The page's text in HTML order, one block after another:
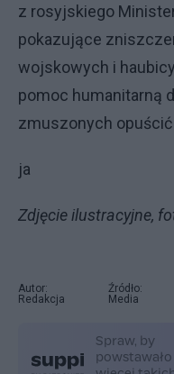
z rosyjskiego
pokazujące
wojskowych i
pomoc humanitarną
zmuszonych
ja
Zdjęcie ilustracyjne,
Autor:
Redakcja
Źródło:
Media